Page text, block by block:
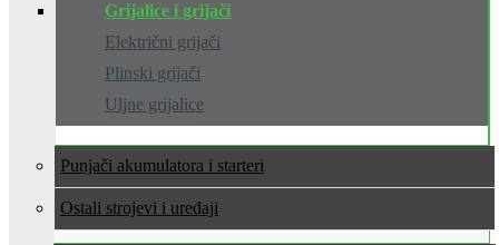
Grijalice i grijači
Električni grijači
Plinski grijači
Uljne grijalice
Punjači akumulatora i starteri
Ostali strojevi i uređaji